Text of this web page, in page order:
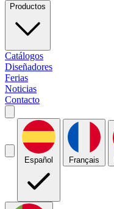
Productos
Catálogos
Diseñadores
Ferias
Noticias
Contacto
Español Français